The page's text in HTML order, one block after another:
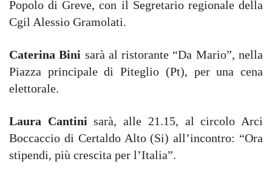
Popolo di Greve, con il Segretario regionale della
Cgil Alessio Gramolati.
Caterina Bini sarà al ristorante “Da Mario”, nella
Piazza principale di Piteglio (Pt), per una cena
elettorale.
Laura Cantini sarà, alle 21.15, al circolo Arci
Boccaccio di Certaldo Alto (Si) all’incontro: “Ora
stipendi, più crescita per l’Italia”.